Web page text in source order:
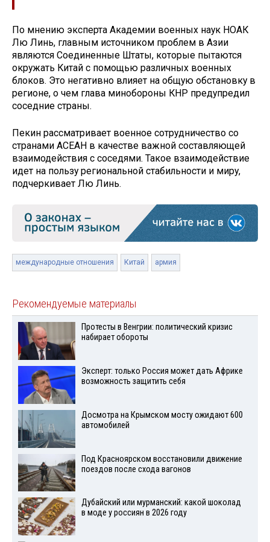
По мнению эксперта Академии военных наук НОАК
Лю Линь, главным источником проблем в Азии
являются Соединенные Штаты, которые пытаются
окружать Китай с помощью различных военных
блоков. Это негативно влияет на общую обстановку в
регионе, о чем глава минобороны КНР предупредил
соседние страны.
Пекин рассматривает военное сотрудничество со
странами АСЕАН в качестве важной составляющей
взаимодействия с соседями. Такое взаимодействие
идет на пользу региональной стабильности и миру,
подчеркивает Лю Линь.
международные отношения Китай армия
Рекомендуемые материалы
Протесты в Венгрии: политический кризис
набирает обороты
Эксперт: только Россия может дать Африке
возможность защитить себя
Досмотра на Крымском мосту ожидают 600
автомобилей
Под Красноярском восстановили движение
поездов после схода вагонов
Дубайский или мурманский: какой шоколад
в моде у россиян в 2026 году